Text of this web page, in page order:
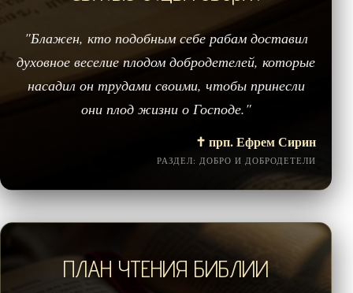
"Блажен, кто подобным себе рабам доставил
духовное веселие плодом добродетелей, которые
насадил он трудами своими, чтобы принесли
они плод жизни о Господе."
✝️ прп. Ефрем Сирин
РАЗДЕЛ: ДОБРО И ДОБРОДЕТЕЛИ
ПЛАН ЧТЕНИЯ БИБЛИИ